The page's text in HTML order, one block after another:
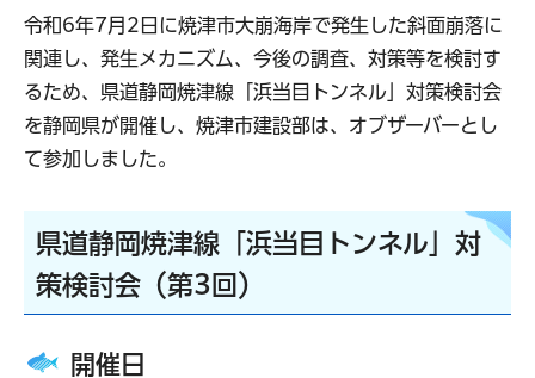
令和6年7月2日に焼津市大崩海岸で発生した斜面崩落に
関連し、発生メカニズム、今後の調査、対策等を検討す
るため、県道静岡焼津線「浜当目トンネル」対策検討会
を静岡県が開催し、焼津市建設部は、オブザーバーとし
て参加しました。
県道静岡焼津線「浜当目トンネル」対
策検討会（第3回）
開催日